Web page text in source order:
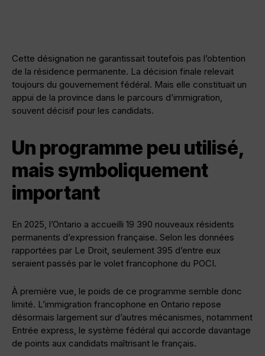
Cette désignation ne garantissait toutefois pas l’obtention
de la résidence permanente. La décision finale relevait
toujours du gouvernement fédéral. Mais elle constituait un
appui de la province dans le parcours d’immigration,
souvent décisif pour les candidats.
Un programme peu utilisé,
mais symboliquement
important
En 2025, l’Ontario a accueilli 19 390 nouveaux résidents
permanents d’expression française. Selon les données
rapportées par Le Droit, seulement 395 d’entre eux
seraient passés par le volet francophone du POCI.
À première vue, le poids de ce programme semble donc
limité. L’immigration francophone en Ontario repose
désormais largement sur d’autres mécanismes, notamment
Entrée express, le système fédéral qui accorde davantage
de points aux candidats maîtrisant le français.